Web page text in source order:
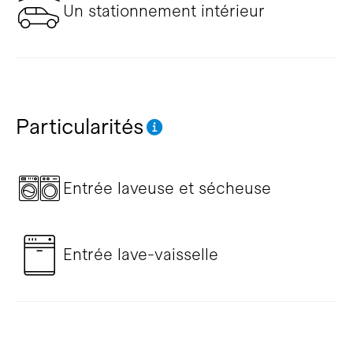
Un stationnement intérieur
Particularités
Entrée laveuse et sécheuse
Entrée lave-vaisselle